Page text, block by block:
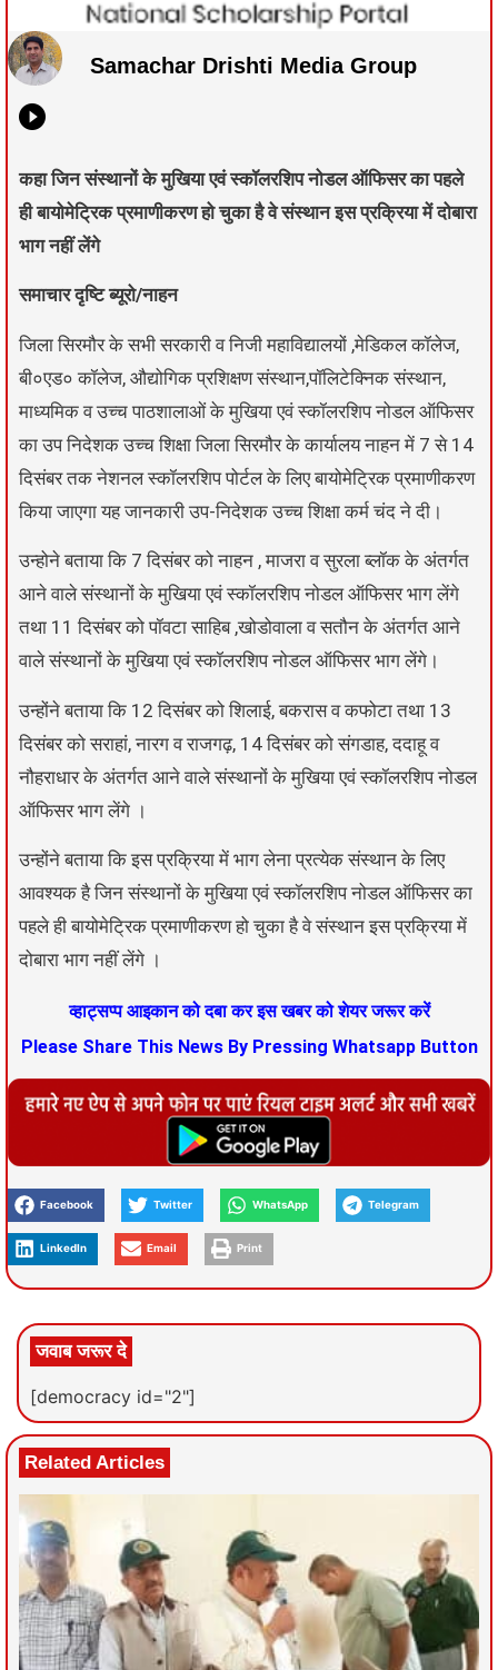
Samachar Drishti Media Group
कहा जिन संस्थानों के मुखिया एवं स्कॉलरशिप नोडल ऑफिसर का पहले
ही बायोमेट्रिक प्रमाणीकरण हो चुका है वे संस्थान इस प्रक्रिया में दोबारा
भाग नहीं लेंगे
समाचार दृष्टि ब्यूरो/नाहन
जिला सिरमौर के सभी सरकारी व निजी महाविद्यालयों ,मेडिकल कॉलेज,
बी०एड० कॉलेज, औद्योगिक प्रशिक्षण संस्थान,पॉलिटेक्निक संस्थान,
माध्यमिक व उच्च पाठशालाओं के मुखिया एवं स्कॉलरशिप नोडल ऑफिसर
का उप निदेशक उच्च शिक्षा जिला सिरमौर के कार्यालय नाहन में 7 से 14
दिसंबर तक नेशनल स्कॉलरशिप पोर्टल के लिए बायोमेट्रिक प्रमाणीकरण
किया जाएगा यह जानकारी उप-निदेशक उच्च शिक्षा कर्म चंद ने दी।
उन्होने बताया कि 7 दिसंबर को नाहन , माजरा व सुरला ब्लॉक के अंतर्गत
आने वाले संस्थानों के मुखिया एवं स्कॉलरशिप नोडल ऑफिसर भाग लेंगे
तथा 11 दिसंबर को पॉवटा साहिब ,खोडोवाला व सतौन के अंतर्गत आने
वाले संस्थानों के मुखिया एवं स्कॉलरशिप नोडल ऑफिसर भाग लेंगे।
उन्होंने बताया कि 12 दिसंबर को शिलाई, बकरास व कफोटा तथा 13
दिसंबर को सराहां, नारग व राजगढ़, 14 दिसंबर को संगडाह, ददाहू व
नौहराधार के अंतर्गत आने वाले संस्थानों के मुखिया एवं स्कॉलरशिप नोडल
ऑफिसर भाग लेंगे ।
उन्होंने बताया कि इस प्रक्रिया में भाग लेना प्रत्येक संस्थान के लिए
आवश्यक है जिन संस्थानों के मुखिया एवं स्कॉलरशिप नोडल ऑफिसर का
पहले ही बायोमेट्रिक प्रमाणीकरण हो चुका है वे संस्थान इस प्रक्रिया में
दोबारा भाग नहीं लेंगे ।
व्हाट्सप्प आइकान को दबा कर इस खबर को शेयर जरूर करें
Please Share This News By Pressing Whatsapp Button
Facebook Twitter WhatsApp Telegram
LinkedIn Email Print
जवाब जरूर दे
[democracy id="2"]
Related Articles